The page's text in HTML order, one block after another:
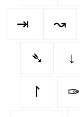
⇥ ↝
➴ ↓
↾ ✑